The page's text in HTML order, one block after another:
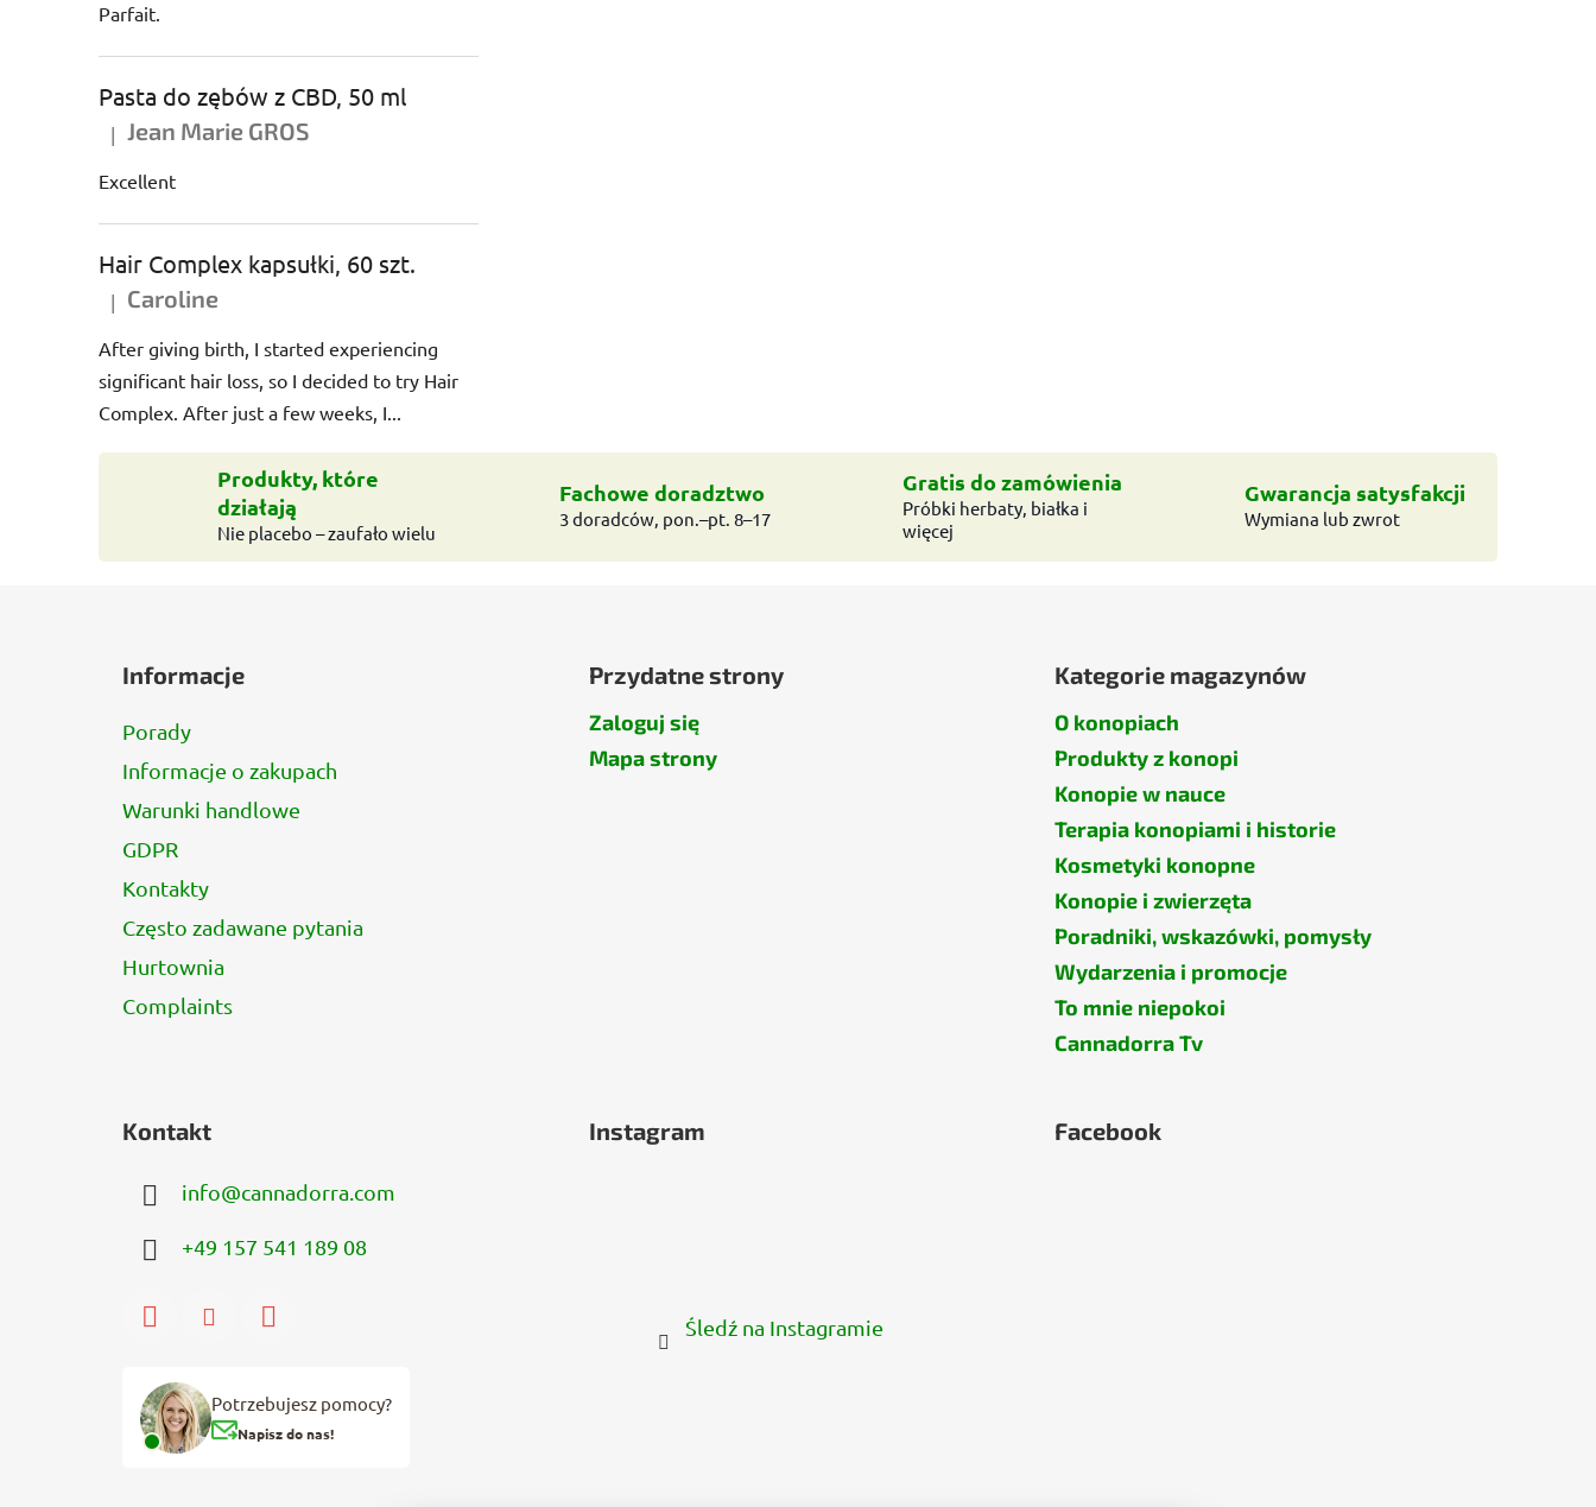
Parfait.
Pasta do zębów z CBD, 50 ml
Ocena produktu to 5 na 5 gwiazdek.
| Jean Marie GROS
Excellent
Hair Complex kapsułki, 60 szt.
Ocena produktu to 5 na 5 gwiazdek.
| Caroline
After giving birth, I started experiencing
significant hair loss, so I decided to try Hair
Complex. After just a few weeks, I...
Produkty, które
działają
Nie placebo – zaufało wielu
Fachowe doradztwo
3 doradców, pon.–pt. 8–17
Gratis do zamówienia
Próbki herbaty, białka i
więcej
Gwarancja satysfakcji
Wymiana lub zwrot
Informacje
Porady
Informacje o zakupach
Warunki handlowe
GDPR
Kontakty
Często zadawane pytania
Hurtownia
Complaints
Przydatne strony
Zaloguj się
Mapa strony
Kategorie magazynów
O konopiach
Produkty z konopi
Konopie w nauce
Terapia konopiami i historie
Kosmetyki konopne
Konopie i zwierzęta
Poradniki, wskazówki, pomysły
Wydarzenia i promocje
To mnie niepokoi
Cannadorra Tv
Kontakt
info@cannadorra.com
+49 157 541 189 08
Potrzebujesz pomocy?
Napisz do nas!
Instagram
Śledź na Instagramie
Facebook